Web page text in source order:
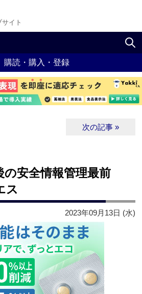
イト
購読・購入・登録
次の記事 »
の安全情報管理最前
ス
2023年09月13日 (水)